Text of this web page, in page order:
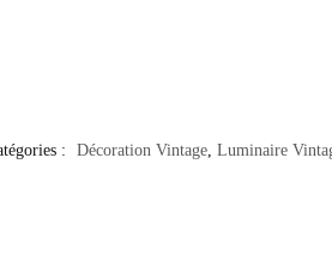
: Décoration Vintage Luminaire